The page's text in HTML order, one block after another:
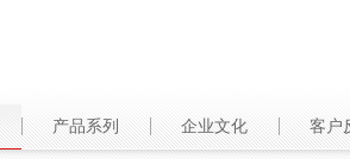
产品系列 企业文化 客户